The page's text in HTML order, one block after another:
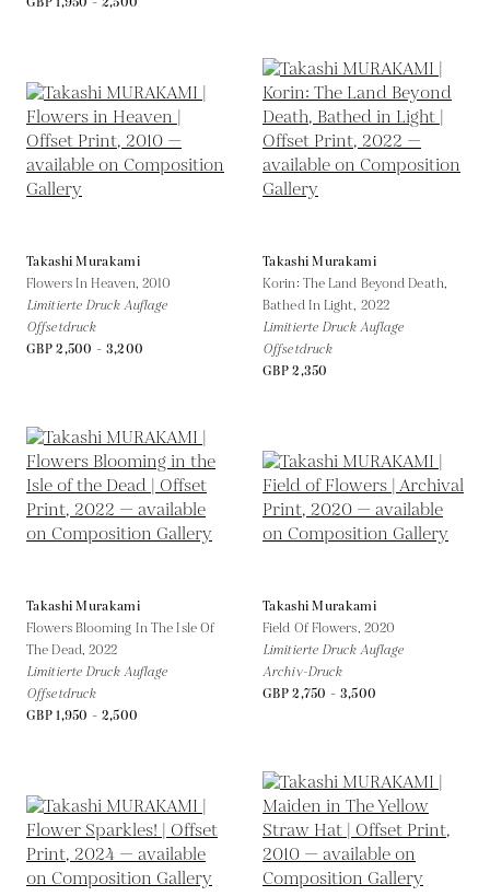
Takashi Murakami
Flowers In Heaven, 2010
Limitierte Druck Auflage
Offsetdruck
GBP 2,500 - 3,200
Takashi Murakami
Korin: The Land Beyond Death,
Bathed In Light, 2022
Limitierte Druck Auflage
Offsetdruck
GBP 2,350
Takashi Murakami
Flowers Blooming In The Isle Of
The Dead, 2022
Limitierte Druck Auflage
Offsetdruck
GBP 1,950 - 2,500
Takashi Murakami
Field Of Flowers, 2020
Limitierte Druck Auflage
Archiv-Druck
GBP 2,750 - 3,500